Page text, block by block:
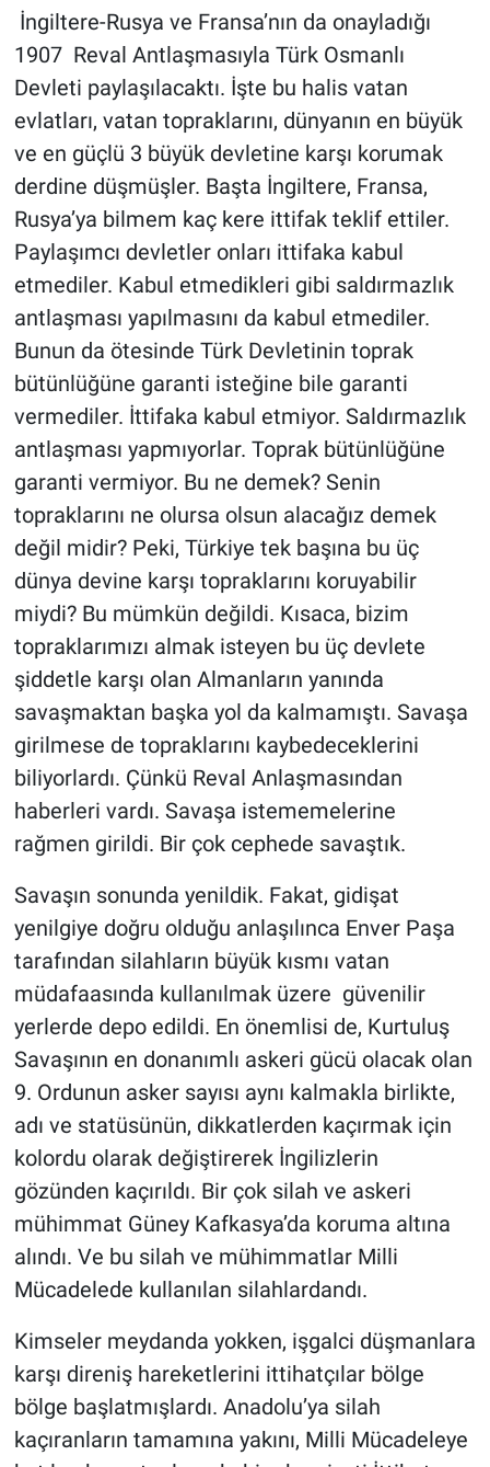
İngiltere-Rusya ve Fransa’nın da onayladığı
1907 Reval Antlaşmasıyla Türk Osmanlı
Devleti paylaşılacaktı. İşte bu halis vatan
evlatları, vatan topraklarını, dünyanın en büyük
ve en güçlü 3 büyük devletine karşı korumak
derdine düşmüşler. Başta İngiltere, Fransa,
Rusya’ya bilmem kaç kere ittifak teklif ettiler.
Paylaşımcı devletler onları ittifaka kabul
etmediler. Kabul etmedikleri gibi saldırmazlık
antlaşması yapılmasını da kabul etmediler.
Bunun da ötesinde Türk Devletinin toprak
bütünlüğüne garanti isteğine bile garanti
vermediler. İttifaka kabul etmiyor. Saldırmazlık
antlaşması yapmıyorlar. Toprak bütünlüğüne
garanti vermiyor. Bu ne demek? Senin
topraklarını ne olursa olsun alacağız demek
değil midir? Peki, Türkiye tek başına bu üç
dünya devine karşı topraklarını koruyabilir
miydi? Bu mümkün değildi. Kısaca, bizim
topraklarımızı almak isteyen bu üç devlete
şiddetle karşı olan Almanların yanında
savaşmaktan başka yol da kalmamıştı. Savaşa
girilmese de topraklarını kaybedeceklerini
biliyorlardı. Çünkü Reval Anlaşmasından
haberleri vardı. Savaşa istememelerine
rağmen girildi. Bir çok cephede savaştık.
Savaşın sonunda yenildik. Fakat, gidişat
yenilgiye doğru olduğu anlaşılınca Enver Paşa
tarafından silahların büyük kısmı vatan
müdafaasında kullanılmak üzere güvenilir
yerlerde depo edildi. En önemlisi de, Kurtuluş
Savaşının en donanımlı askeri gücü olacak olan
9. Ordunun asker sayısı aynı kalmakla birlikte,
adı ve statüsünün, dikkatlerden kaçırmak için
kolordu olarak değiştirerek İngilizlerin
gözünden kaçırıldı. Bir çok silah ve askeri
mühimmat Güney Kafkasya’da koruma altına
alındı. Ve bu silah ve mühimmatlar Milli
Mücadelede kullanılan silahlardandı.
Kimseler meydanda yokken, işgalci düşmanlara
karşı direniş hareketlerini ittihatçılar bölge
bölge başlatmışlardı. Anadolu’ya silah
kaçıranların tamamına yakını, Milli Mücadeleye